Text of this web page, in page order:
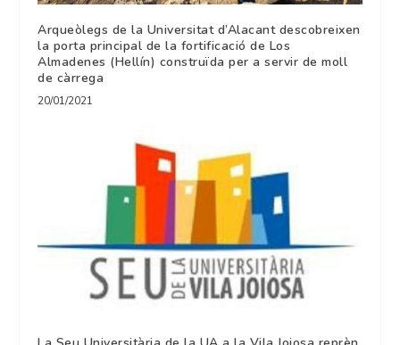
Arqueòlegs de la Universitat d’Alacant descobreixen
la porta principal de la fortificació de Los
Almadenes (Hellín) construïda per a servir de moll
de càrrega
20/01/2021